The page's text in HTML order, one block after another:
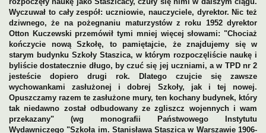
Wyczuwał to cały zespół: uczniowie, nauczyciele, dyrektor. Nic też
dziwnego, że na pożegnaniu maturzystów z roku 1952 dyrektor
Otton Kuczewski przemówił tymi mniej więcej słowami: "Chociaż
kończycie nową Szkołę, to pamiętajcie, że znajdujemy się w
starym budynku Szkoły Staszica, w którym rozpoczęliście naukę i
byliście dostatecznie długo, by czuć się jej uczniami, a w TPD nr 2
jesteście dopiero drugi rok. Dlatego czujcie się zawsze
wychowankami zasłużonej i dobrej Szkoły, jak i tej nowej.
Opuszczamy razem te zasłużone mury, ten kochany budynek, który
tak niedawno został odbudowany ze zgliszcz wojennych i wam
przekazany" (wg monografii Państwowego Instytutu
Wydawniczego "Szkoła im. Stanisława Staszica w Warszawie 1906-